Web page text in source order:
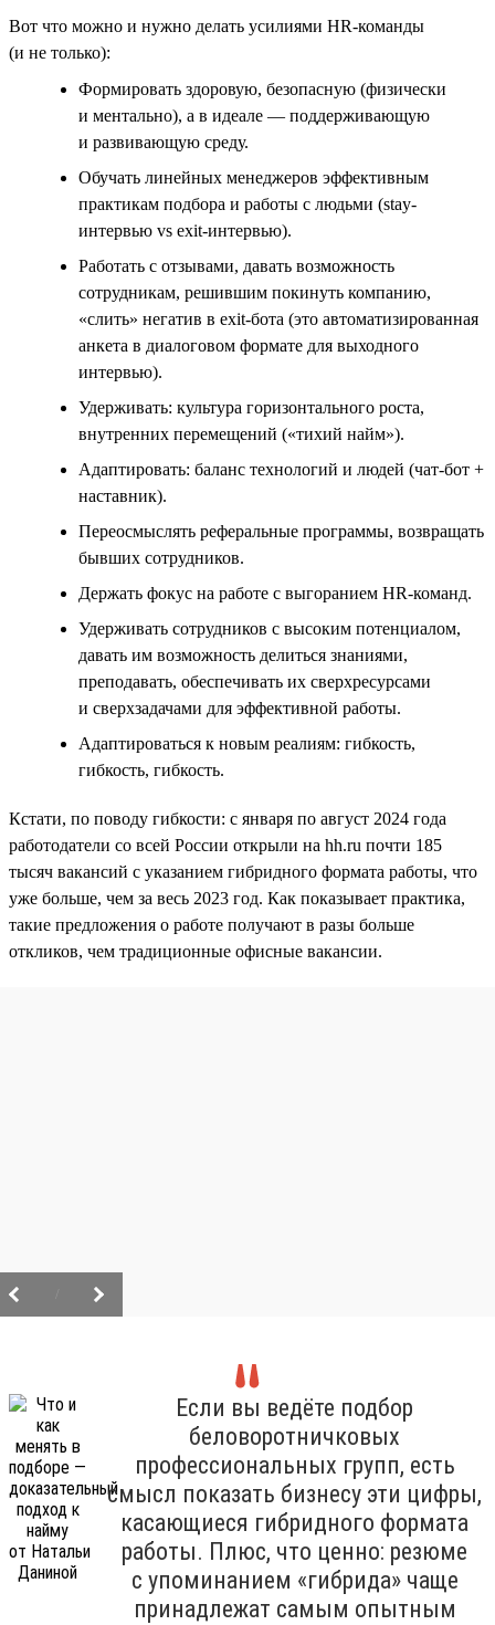
Вот что можно и нужно делать усилиями HR-команды
(и не только):
Формировать здоровую, безопасную (физически
и ментально), а в идеале — поддерживающую
и развивающую среду.
Обучать линейных менеджеров эффективным
практикам подбора и работы с людьми (stay-
интервью vs exit-интервью).
Работать с отзывами, давать возможность
сотрудникам, решившим покинуть компанию,
«слить» негатив в exit-бота (это автоматизированная
анкета в диалоговом формате для выходного
интервью).
Удерживать: культура горизонтального роста,
внутренних перемещений («тихий найм»).
Адаптировать: баланс технологий и людей (чат-бот +
наставник).
Переосмыслять реферальные программы, возвращать
бывших сотрудников.
Держать фокус на работе с выгоранием HR-команд.
Удерживать сотрудников с высоким потенциалом,
давать им возможность делиться знаниями,
преподавать, обеспечивать их сверхресурсами
и сверхзадачами для эффективной работы.
Адаптироваться к новым реалиям: гибкость,
гибкость, гибкость.
Кстати, по поводу гибкости: с января по август 2024 года
работодатели со всей России открыли на hh.ru почти 185
тысяч вакансий с указанием гибридного формата работы, что
уже больше, чем за весь 2023 год. Как показывает практика,
такие предложения о работе получают в разы больше
откликов, чем традиционные офисные вакансии.
Если вы ведёте подбор
беловоротничковых
профессиональных групп, есть
смысл показать бизнесу эти цифры,
касающиеся гибридного формата
работы. Плюс, что ценно: резюме
с упоминанием «гибрида» чаще
принадлежат самым опытным